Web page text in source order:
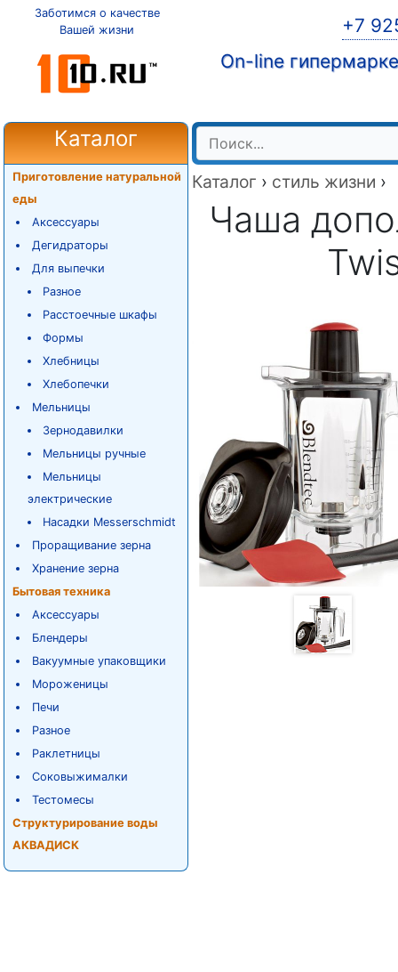
Заботимся о качестве
Вашей жизни
+7
On-line
Каталог
Приготовление натуральной
еды
Аксессуары
Дегидраторы
Для выпечки
Разное
Расстоечные шкафы
Формы
Хлебницы
Хлебопечки
Мельницы
Зернодавилки
Мельницы ручные
Мельницы
электрические
Насадки Messerschmidt
Проращивание зерна
Хранение зерна
Бытовая техника
Аксессуары
Блендеры
Вакуумные упаковщики
Мороженицы
Печи
Разное
Раклетницы
Соковыжималки
Тестомесы
Структурирование воды
АКВАДИСК
Каталог › стиль жизни ›
Чаша